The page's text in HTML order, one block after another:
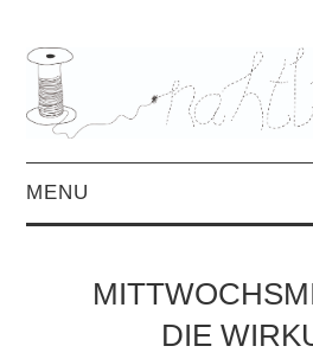
MENU
DIE